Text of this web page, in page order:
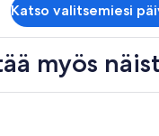
Katso valitsemiesi
myös
Hotel